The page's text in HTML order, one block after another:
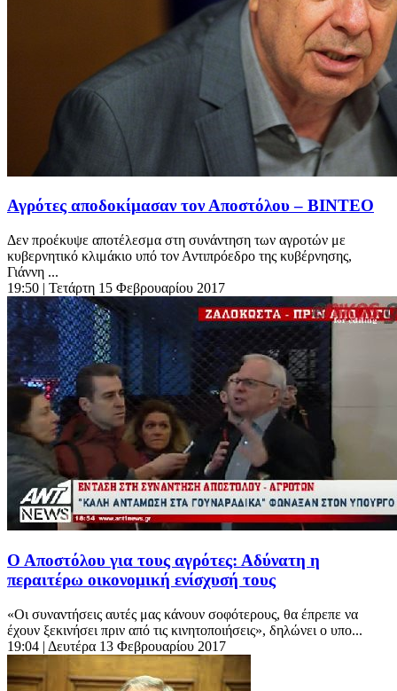
Αγρότες αποδοκίμασαν τον Αποστόλου – ΒΙΝΤΕΟ
Δεν προέκυψε αποτέλεσμα στη συνάντηση των αγροτών με
κυβερνητικό κλιμάκιο υπό τον Αντιπρόεδρο της κυβέρνησης,
Γιάννη ...
19:50 | Τετάρτη 15 Φεβρουαρίου 2017
Ο Αποστόλου για τους αγρότες: Αδύνατη η
περαιτέρω οικονομική ενίσχυσή τους
«Οι συναντήσεις αυτές μας κάνουν σοφότερους, θα έπρεπε να
έχουν ξεκινήσει πριν από τις κινητοποιήσεις», δηλώνει ο υπο...
19:04 | Δευτέρα 13 Φεβρουαρίου 2017